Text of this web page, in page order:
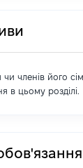
членів його
в цьому розділі.